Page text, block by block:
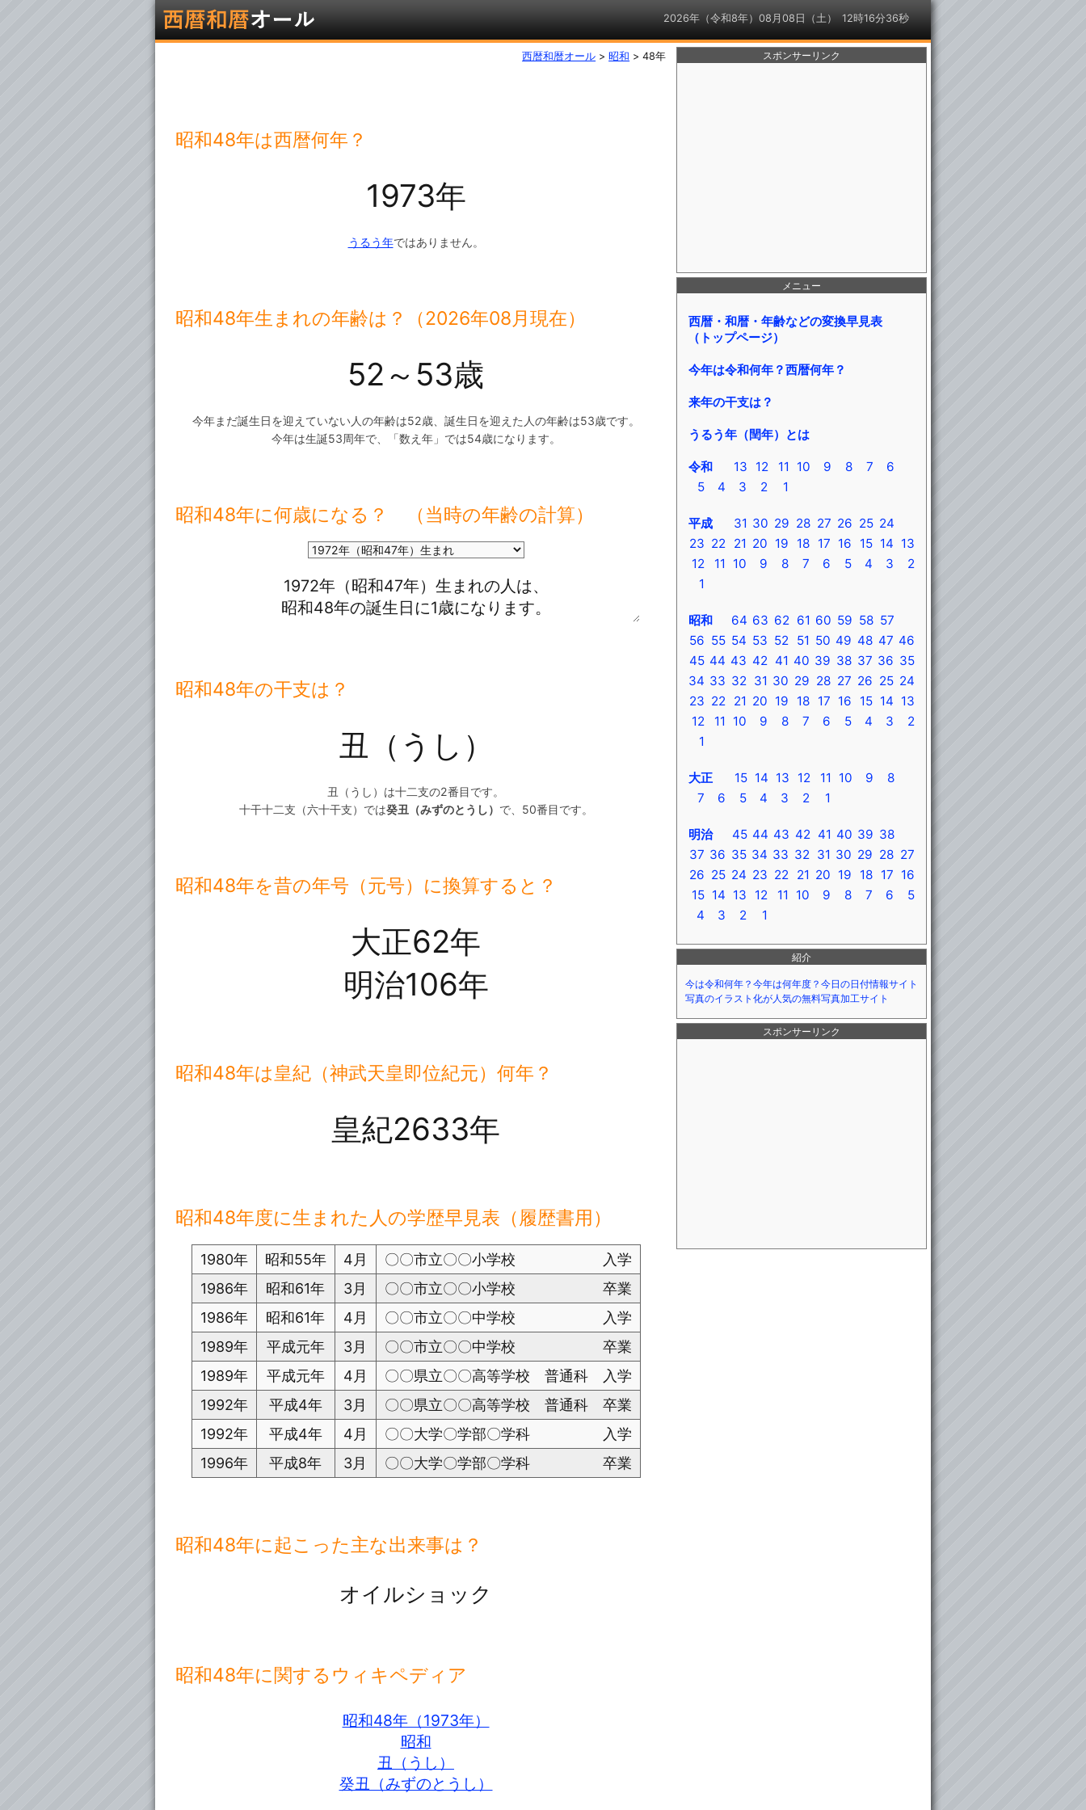
2026年（令和8年）08月08日（土）
スポンサーリンク
西暦和暦オール > 昭和 > 48年
昭和48年は西暦何年？
1973年
うるう年ではありません。
昭和48年生まれの年齢は？（2026年08月現在）
52～53歳
今年まだ誕生日を迎えていない人の年齢は52歳、誕生日を迎えた人の年齢は53歳です。
今年は生誕53周年で、「数え年」では54歳になります。
昭和48年に何歳になる？ （当時の年齢の計算）
昭和48年の干支は？
丑（うし）
丑（うし）は十二支の2番目です。
十干十二支（六十干支）では癸丑（みずのとうし） で、50番目です。
昭和48年を昔の年号（元号）に換算すると？
大正62年
明治106年
昭和48年は皇紀（神武天皇即位紀元）何年？
皇紀2633年
昭和48年度に生まれた人の学歴早見表（履歴書用）
1980年 昭和55年 4月
〇〇市立〇〇小学校 入学
1986年
昭和61年 3月
〇〇市立〇〇小学校 卒業
1986年
昭和61年 4月
〇〇市立〇〇中学校 入学
1989年
平成元年 3月
〇〇市立〇〇中学校 卒業
1989年
平成元年 4月
〇〇県立〇〇高等学校 普通科 入学
1992年
平成4年 3月
〇〇県立〇〇高等学校 普通科 卒業
1992年
平成4年 4月
〇〇大学〇学部〇学科 入学
1996年
平成8年 3月 〇〇大学〇学部〇学科 卒業
昭和48年に起こった主な出来事は？
オイルショック
昭和48年に関するウィキペディア
昭和48年（1973年）
昭和
丑（うし）
癸丑（みずのとうし）
メニュー
西暦・和暦・年齢などの変換早見表
（トップページ）
今年は令和何年？西暦何年？
来年の干支は？
うるう年（閏年）とは
令和 13 12 11 10 9 8 7
6
5
4 3 2 1
平成 31 30 29 28 27 26 25 24
23 22 21 20 19 18 17 16 15 14 13
12
11 10 9 8 7 6 5 4 3
2
1
昭和 64 63 62 61 60 59 58 57
56 55 54 53 52 51 50 49 48 47 46
45 44 43 42 41 40 39 38 37 36 35
34 33 32 31 30 29 28 27 26 25 24
23 22 21 20 19 18 17 16 15 14 13
12
11 10 9 8 7 6 5 4 3
2
1
大正 15 14 13 12 11 10 9
8
7
6 5 4 3 2 1
明治 45 44 43 42 41 40 39 38
37 36 35 34 33 32 31 30 29 28 27
26 25 24 23 22 21 20 19 18 17 16
15 14 13 12 11 10 9 8 7 6
5
4
3 2 1
紹介
今は令和何年？今年は何年度？今日の日付情報サイト
写真のイラスト化が人気の無料写真加工サイト
スポンサーリンク